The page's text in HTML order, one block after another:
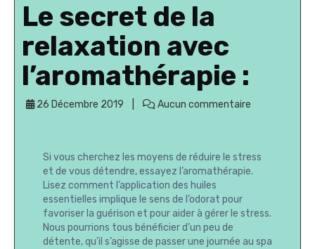
Le secret de la
relaxation avec
l’aromathérapie :
26 Décembre 2019 Aucun commentaire
Si vous cherchez les moyens de réduire le stress
et de vous détendre, essayez l’aromathérapie.
Lisez comment l’application des huiles
essentielles implique le sens de l’odorat pour
favoriser la guérison et pour aider à gérer le stress.
Nous pourrions tous bénéficier d’un peu de
détente, qu’il s’agisse de passer une journée au spa